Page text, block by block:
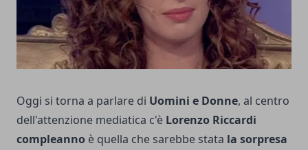
Oggi si torna a parlare di Uomini e Donne, al centro
dell'attenzione mediatica c'è Lorenzo Riccardi
compleanno è quella che sarebbe stata la sorpresa